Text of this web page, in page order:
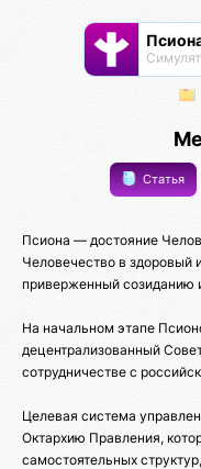
Статья
Псиона — достояние
Человечество в здоровый
приверженный созиданию
На начальном этапе
децентрализованный
сотрудничестве с
Целевая система
Октархию Правления,
самостоятельных